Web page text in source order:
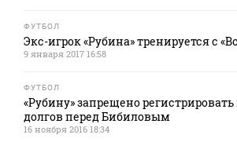
ФУТБОЛ
Экс-игрок «Рубина» тренируется с
9 января 2017 16:58
ФУТБОЛ
«Рубину» запрещено
долгов перед Бибиловым
16 ноября 2016 18:34